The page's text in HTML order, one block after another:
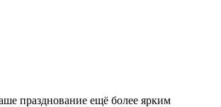
празднование ещё более ярким